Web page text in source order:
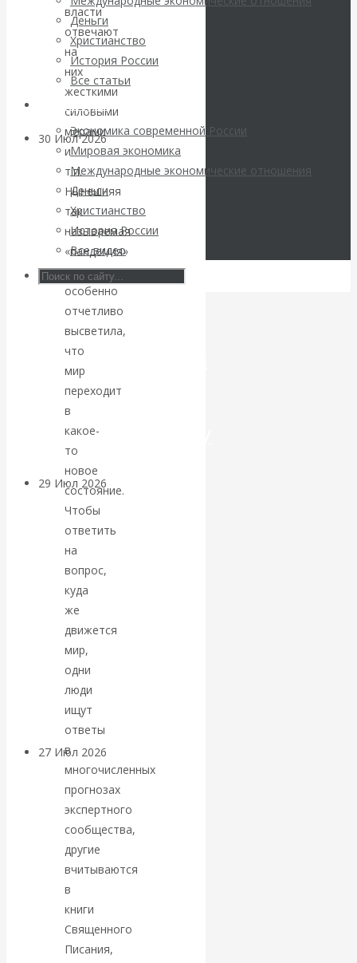
Деньги
Христианство
История России
Все статьи
Экономика современной России
Мировая экономика
Международные экономические отношения
Деньги
Христианство
История России
Все видео
Минфины хотят
быть главнее
Центробанков?
30 Июл 2026Цифровая
экономика
Валентин
Катасонов.
Искусственный
интеллект —
революционный
переход к
посткапитализму
29 Июл 2026
финансовая олигархия
Валентин
Катасонов.
«Мировые
ростовщики»:
вчера и сегодня
27 Июл 2026
валютная система
Валентин
КАтасонов.
«МЕТОД
ОТМЫВАНИЯ
власти
отвечают
на
них
жесткими
силовыми
мерами
и
т.п.
Нынешняя
так
называемая
«пандемия»
коронавируса
особенно
отчетливо
высветила,
что
мир
переходит
в
какое-
то
новое
состояние.
Чтобы
ответить
на
вопрос,
куда
же
движется
мир,
одни
люди
ищут
ответы
в
многочисленных
прогнозах
экспертного
сообщества,
другие
вчитываются
в
книги
Священного
Писания,